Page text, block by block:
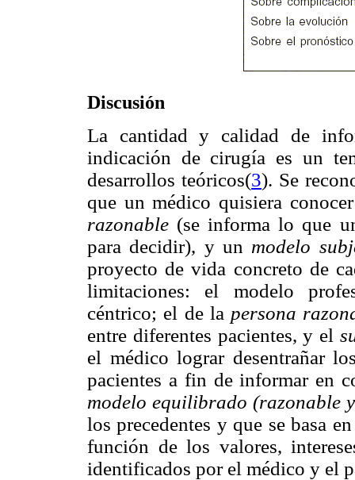
Discusión
La cantidad y calidad de
indicación de cirugía es un
desarrollos teóricos(3). Se
que un médico quisiera
razonable (se informa lo que
para decidir), y un modelo
proyecto de vida concreto de
limitaciones: el modelo
céntrico; el de la persona
entre diferentes pacientes, y el
el médico lograr desentrañar
pacientes a fin de informar en
modelo equilibrado (razonable
los precedentes y que se basa
función de los valores,
identificados por el médico y el